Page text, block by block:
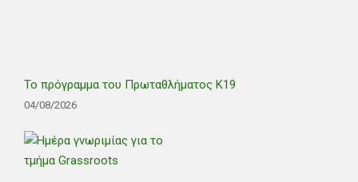
Το πρόγραμμα του Πρωταθλήματος Κ19
04/08/2026